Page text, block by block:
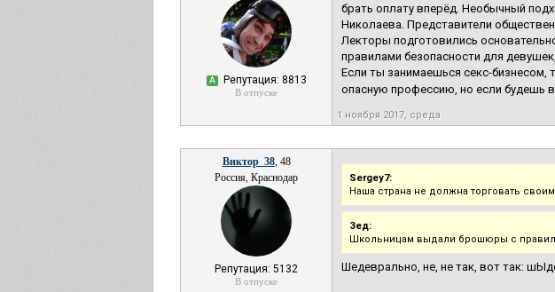
А Репутация: 8813
В отпуске
брать оплату вперёд. Необычный
Николаева. Представители
Лекторы подготовились
правилами безопасности для
Если ты занимаешься секс-бизнесом,
опасную профессию, но если будешь
1 ноября 2017, среда
Виктор_38, 48
Россия, Краснодар
Репутация: 5132
В отпуске
Sergey7:
Наша страна не должна торговать
Зед:
Школьницам выдали брошюры с
Шедеврально, не, не так, вот так: